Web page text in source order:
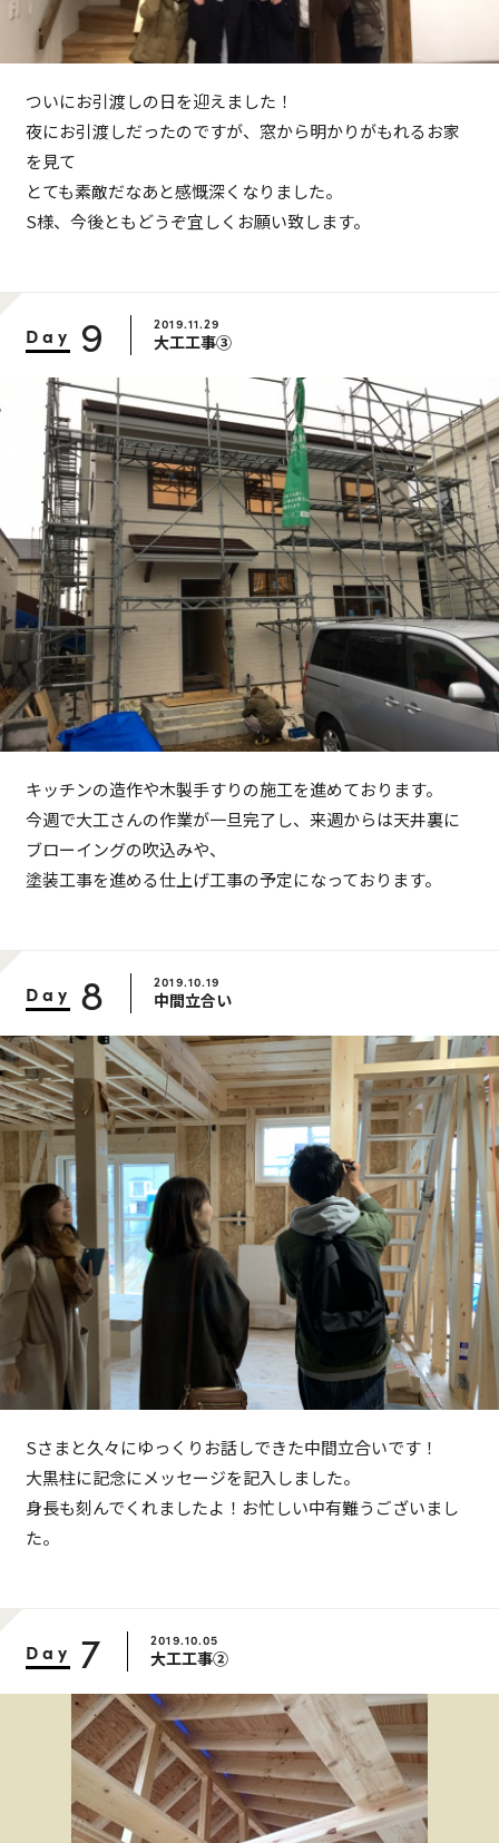
ついにお引渡しの日を迎えました！
夜にお引渡しだったのですが、窓から明かりがもれるお家
を見て
とても素敵だなあと感慨深くなりました。
S様、今後ともどうぞ宜しくお願い致します。
Day 9 2019.11.29
大工工事③
キッチンの造作や木製手すりの施工を進めております。
今週で大工さんの作業が一旦完了し、来週からは天井裏に
ブローイングの吹込みや、
塗装工事を進める仕上げ工事の予定になっております。
Day 8 2019.10.19
中間立合い
Sさまと久々にゆっくりお話しできた中間立合いです！
大黒柱に記念にメッセージを記入しました。
身長も刻んでくれましたよ！お忙しい中有難うございまし
た。
Day 7 2019.10.05
大工工事②